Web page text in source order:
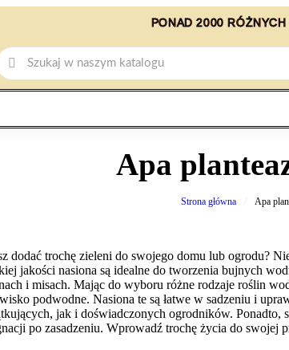
PONAD 2000
Apa
Strona główna Apa
dodać trochę zieleni do swojego domu lub ogrodu?
jakości nasiona są idealne do tworzenia bujnych
i misach. Mając do wyboru różne rodzaje roślin
podwodne. Nasiona te są łatwe w sadzeniu i
jak i doświadczonych ogrodników. Ponadto,
po zasadzeniu. Wprowadź trochę życia do swojej